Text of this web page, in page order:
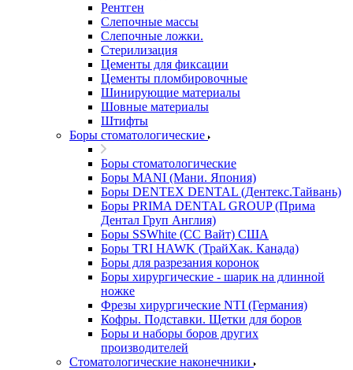
Рентген
Слепочные массы
Слепочные ложки.
Стерилизация
Цементы для фиксации
Цементы пломбировочные
Шинирующие материалы
Шовные материалы
Штифты
Боры стоматологические
Боры стоматологические
Боры MANI (Мани. Япония)
Боры DENTEX DENTAL (Дентекс.Тайвань)
Боры PRIMA DENTAL GROUP (Прима
Дентал Груп Англия)
Боры SSWhite (СС Вайт) США
Боры TRI HAWK (ТрайХак. Канада)
Боры для разрезания коронок
Боры хирургические - шарик на длинной
ножке
Фрезы хирургические NTI (Германия)
Кофры. Подставки. Щетки для боров
Боры и наборы боров других
производителей
Стоматологические наконечники